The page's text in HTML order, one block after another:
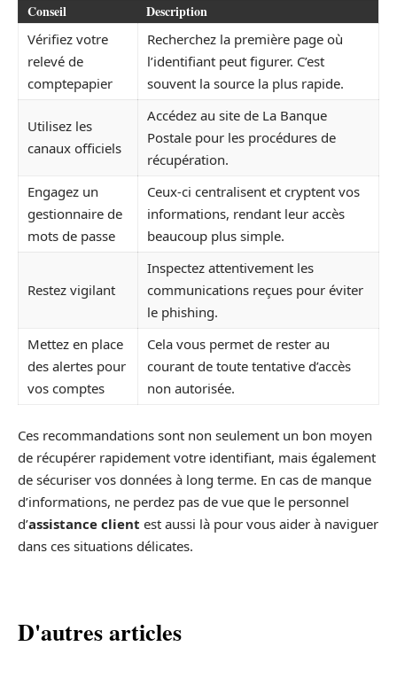
Conseil Description
Vérifiez votre
relevé de
comptepapier
Recherchez la première page où
l’identifiant peut figurer. C’est
souvent la source la plus rapide.
Utilisez les
canaux officiels
Accédez au site de La Banque
Postale pour les procédures de
récupération.
Engagez un
gestionnaire de
mots de passe
Ceux-ci centralisent et cryptent vos
informations, rendant leur accès
beaucoup plus simple.
Restez vigilant
Inspectez attentivement les
communications reçues pour éviter
le phishing.
Mettez en place
des alertes pour
vos comptes
Cela vous permet de rester au
courant de toute tentative d’accès
non autorisée.
Ces recommandations sont non seulement un bon moyen
de récupérer rapidement votre identifiant, mais également
de sécuriser vos données à long terme. En cas de manque
d’informations, ne perdez pas de vue que le personnel
d’assistance client est aussi là pour vous aider à naviguer
dans ces situations délicates.
D'autres articles